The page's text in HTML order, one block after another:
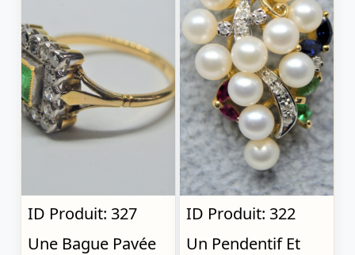
ID Produit: 327
Une Bague Pavée
ID Produit: 322
Un Pendentif Et